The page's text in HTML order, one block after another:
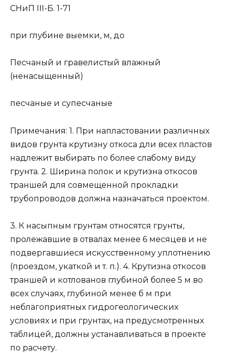
СНиП III-Б. 1-71
при глубине выемки, м, до
Песчаный и гравелистый влажный
(ненасыщенный)
песчаные и супесчаные
Примечания: 1. При напластовании различных
видов грунта крутизну откоса дли всех пластов
надлежит выбирать по более слабому виду
грунта. 2. Ширина полок и крутизна откосов
траншей для совмещенной прокладки
трубопроводов должна назначаться проектом.
3. К насыпным грунтам относятся грунты,
пролежавшие в отвалах менее 6 месяцев и не
подвергавшиеся искусственному уплотнению
(проездом, укаткой и т. п.). 4. Крутизна откосов
траншей и котлованов глубиной более 5 м во
всех случаях, глубиной менее б м при
неблагоприятных гидрогеологических
условиях и при грунтах, на предусмотренных
таблицей, должны устанавливаться в проекте
по расчету.